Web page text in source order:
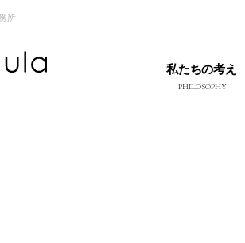
所
私たちの考え
PHILOSOPHY